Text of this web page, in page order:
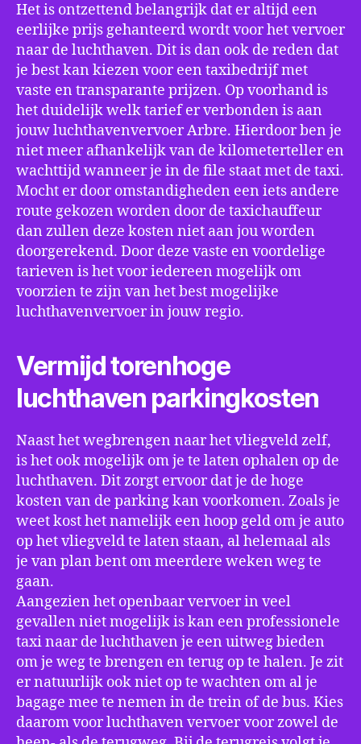
Het is ontzettend belangrijk dat er altijd een
eerlijke prijs gehanteerd wordt voor het vervoer
naar de luchthaven. Dit is dan ook de reden dat
je best kan kiezen voor een taxibedrijf met
vaste en transparante prijzen. Op voorhand is
het duidelijk welk tarief er verbonden is aan
jouw luchthavenvervoer Arbre. Hierdoor ben je
niet meer afhankelijk van de kilometerteller en
wachttijd wanneer je in de file staat met de taxi.
Mocht er door omstandigheden een iets andere
route gekozen worden door de taxichauffeur
dan zullen deze kosten niet aan jou worden
doorgerekend. Door deze vaste en voordelige
tarieven is het voor iedereen mogelijk om
voorzien te zijn van het best mogelijke
luchthavenvervoer in jouw regio.
Vermijd torenhoge
luchthaven parkingkosten
Naast het wegbrengen naar het vliegveld zelf,
is het ook mogelijk om je te laten ophalen op de
luchthaven. Dit zorgt ervoor dat je de hoge
kosten van de parking kan voorkomen. Zoals je
weet kost het namelijk een hoop geld om je auto
op het vliegveld te laten staan, al helemaal als
je van plan bent om meerdere weken weg te
gaan.
Aangezien het openbaar vervoer in veel
gevallen niet mogelijk is kan een professionele
taxi naar de luchthaven je een uitweg bieden
om je weg te brengen en terug op te halen. Je zit
er natuurlijk ook niet op te wachten om al je
bagage mee te nemen in de trein of de bus. Kies
daarom voor luchthaven vervoer voor zowel de